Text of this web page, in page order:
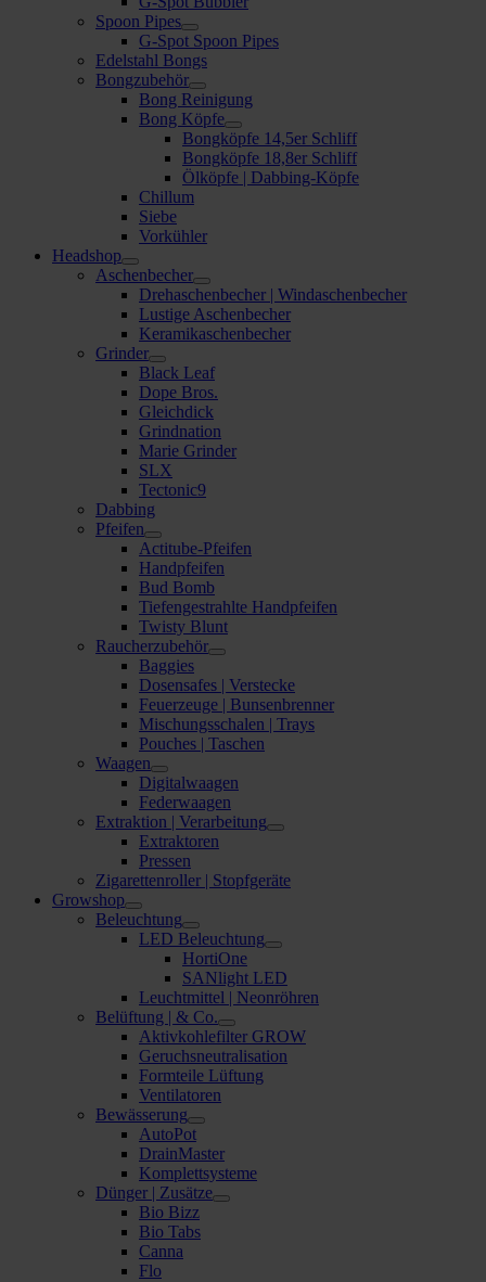
Spoon Pipes
G-Spot Spoon Pipes
Edelstahl Bongs
Bongzubehör
Bong Reinigung
Bong Köpfe
Bongköpfe 14,5er Schliff
Bongköpfe 18,8er Schliff
Ölköpfe | Dabbing-Köpfe
Chillum
Siebe
Vorkühler
Headshop
Aschenbecher
Drehaschenbecher | Windaschenbecher
Lustige Aschenbecher
Keramikaschenbecher
Grinder
Black Leaf
Dope Bros.
Gleichdick
Grindnation
Marie Grinder
SLX
Tectonic9
Dabbing
Pfeifen
Actitube-Pfeifen
Handpfeifen
Bud Bomb
Tiefengestrahlte Handpfeifen
Twisty Blunt
Raucherzubehör
Baggies
Dosensafes | Verstecke
Feuerzeuge | Bunsenbrenner
Mischungsschalen | Trays
Pouches | Taschen
Waagen
Digitalwaagen
Federwaagen
Extraktion | Verarbeitung
Extraktoren
Pressen
Zigarettenroller | Stopfgeräte
Growshop
Beleuchtung
LED Beleuchtung
HortiOne
SANlight LED
Leuchtmittel | Neonröhren
Belüftung | & Co.
Aktivkohlefilter GROW
Geruchsneutralisation
Formteile Lüftung
Ventilatoren
Bewässerung
AutoPot
DrainMaster
Komplettsysteme
Dünger | Zusätze
Bio Bizz
Bio Tabs
Canna
Flo